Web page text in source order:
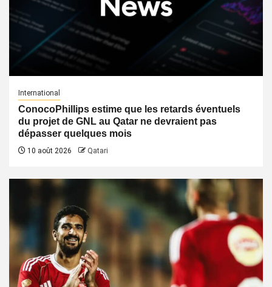
International
ConocoPhillips estime que les retards éventuels
du projet de GNL au Qatar ne devraient pas
dépasser quelques mois
10 août 2026 Qatari